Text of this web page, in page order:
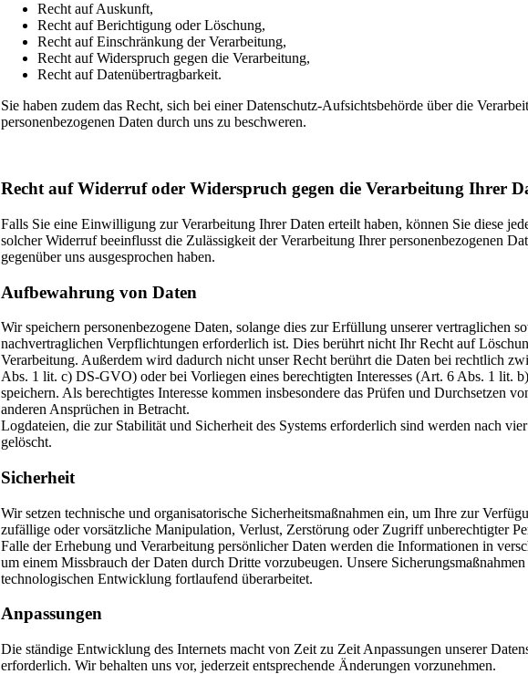
Recht auf Auskunft,
Recht auf Berichtigung oder Löschung,
Recht auf Einschränkung der Verarbeitung,
Recht auf Widerspruch gegen die Verarbeitung,
Recht auf Datenübertragbarkeit.
Sie haben zudem das Recht, sich bei einer Datenschutz-Aufsichtsbehörde über die
personenbezogenen Daten durch uns zu beschweren.
Recht auf Widerruf oder Widerspruch gegen die Verarbeitung Ihrer
Falls Sie eine Einwilligung zur Verarbeitung Ihrer Daten erteilt haben, können Sie diese
solcher Widerruf beeinflusst die Zulässigkeit der Verarbeitung Ihrer personenbezogenen
gegenüber uns ausgesprochen haben.
Aufbewahrung von Daten
Wir speichern personenbezogene Daten, solange dies zur Erfüllung unserer vertraglichen
nachvertraglichen Verpflichtungen erforderlich ist. Dies berührt nicht Ihr Recht auf
Verarbeitung. Außerdem wird dadurch nicht unser Recht berührt die Daten bei rechtlich
Abs. 1 lit. c) DS-GVO) oder bei Vorliegen eines berechtigten Interesses (Art. 6 Abs. 1 lit.
speichern. Als berechtigtes Interesse kommen insbesondere das Prüfen und Durchsetzen
anderen Ansprüchen in Betracht.
Logdateien, die zur Stabilität und Sicherheit des Systems erforderlich sind werden nach
gelöscht.
Sicherheit
Wir setzen technische und organisatorische Sicherheitsmaßnahmen ein, um Ihre zur
zufällige oder vorsätzliche Manipulation, Verlust, Zerstörung oder Zugriff unberechtigter
Falle der Erhebung und Verarbeitung persönlicher Daten werden die Informationen in
um einem Missbrauch der Daten durch Dritte vorzubeugen. Unsere
technologischen Entwicklung fortlaufend überarbeitet.
Anpassungen
Die ständige Entwicklung des Internets macht von Zeit zu Zeit Anpassungen unserer
erforderlich. Wir behalten uns vor, jederzeit entsprechende Änderungen vorzunehmen.